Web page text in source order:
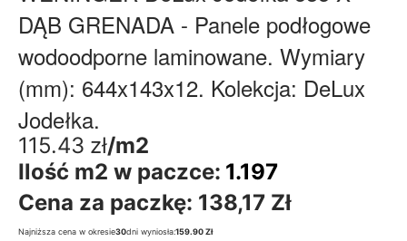
DĄB GRENADA - Panele podłogowe
wodoodporne laminowane. Wymiary
(mm): 644x143x12. Kolekcja: DeLux
Jodełka.
115.43 zł/m2
Ilość m2 w paczce: 1.197
Cena za paczkę: 138,17 Zł
Najniższa cena w okresie30dni wyniosła:159.90 Zł